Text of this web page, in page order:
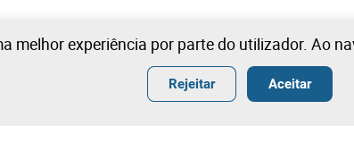
melhor experiência por parte do utilizador. Ao
Rejeitar Aceitar